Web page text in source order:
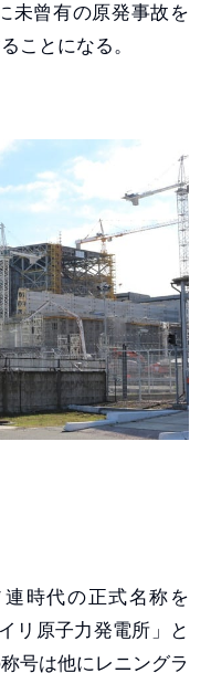
未曾有の原発事故を
ことになる。
時代の正式名称を
リ原子力発電所」と
号は他にレニングラ